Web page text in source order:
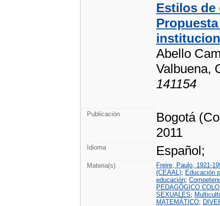
Estilos de
Abello
Valbuena,
141154
Publicación
Bogotá
2011
Idioma Español;
Materia(s)
Freire, Paulo, 1921-
(CEAAL); Educación
educación;
PEDAGÓGICO
SEXUALES;
MATEMÁTICO;